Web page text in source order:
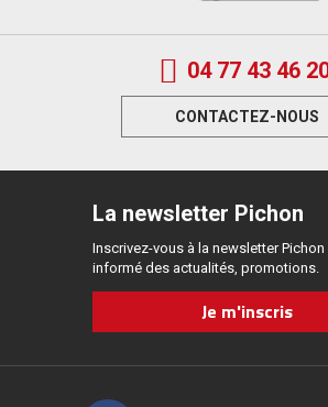
04 77 43 46
CONTACTEZ-NOUS
La newsletter Pichon
Inscrivez-vous à la newsletter
informé des actualités, promotions.
Je m'inscris